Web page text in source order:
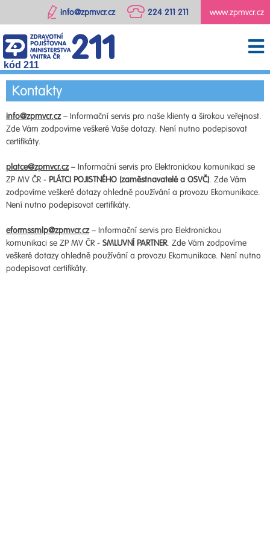
www.zpmvcr.cz
224 211 211
info@zpmvcr.cz
kód 211
Kontakty
info@zpmvcr.cz– Informační servis pro naše klienty a širokou veřejnost.
Zde Vám zodpovíme veškeré Vaše dotazy. Není nutno podepisovat
certifikáty.
platce@zpmvcr.cz– Informační servis pro Elektronickou komunikaci se
ZP MV ČR - PLÁTCI POJISTNÉHO (zaměstnavatelé a OSVČ). Zde Vám
zodpovíme veškeré dotazy ohledně používání a provozu Ekomunikace.
Není nutno podepisovat certifikáty.
eformssmlp@zpmvcr.cz– Informační servis pro Elektronickou
komunikaci se ZP MV ČR - SMLUVNÍ PARTNER. Zde Vám zodpovíme
veškeré dotazy ohledně používání a provozu Ekomunikace. Není nutno
podepisovat certifikáty.